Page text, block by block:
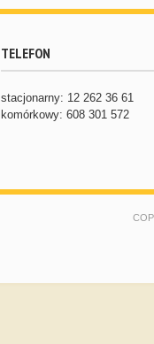
TELEFON
stacjonarny: 12 262 36 61
komórkowy: 608 301 572